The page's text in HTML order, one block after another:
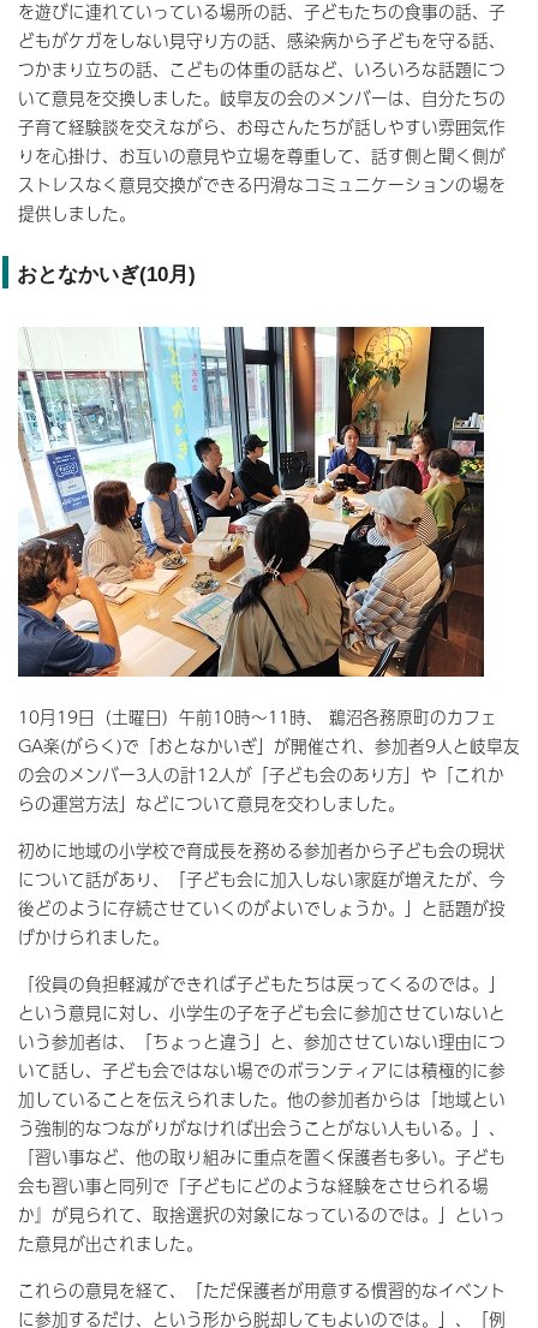
を遊びに連れていっている場所の話、子どもたちの食事の話、子
どもがケガをしない見守り方の話、感染病から子どもを守る話、
つかまり立ちの話、こどもの体重の話など、いろいろな話題につ
いて意見を交換しました。岐阜友の会のメンバーは、自分たちの
子育て経験談を交えながら、お母さんたちが話しやすい雰囲気作
りを心掛け、お互いの意見や立場を尊重して、話す側と聞く側が
ストレスなく意見交換ができる円滑なコミュニケーションの場を
提供しました。
おとなかいぎ(10月)
10月19日（土曜日）午前10時～11時、 鵜沼各務原町のカフェ
GA楽(がらく)で「おとなかいぎ」が開催され、参加者9人と岐阜友
の会のメンバー3人の計12人が「子ども会のあり方」や「これか
らの運営方法」などについて意見を交わしました。
初めに地域の小学校で育成長を務める参加者から子ども会の現状
について話があり、「子ども会に加入しない家庭が増えたが、今
後どのように存続させていくのがよいでしょうか。」と話題が投
げかけられました。
「役員の負担軽減ができれば子どもたちは戻ってくるのでは。」
という意見に対し、小学生の子を子ども会に参加させていないと
いう参加者は、「ちょっと違う」と、参加させていない理由につ
いて話し、子ども会ではない場でのボランティアには積極的に参
加していることを伝えられました。他の参加者からは「地域とい
う強制的なつながりがなければ出会うことがない人もいる。」、
「習い事など、他の取り組みに重点を置く保護者も多い。子ども
会も習い事と同列で『子どもにどのような経験をさせられる場
か』が見られて、取捨選択の対象になっているのでは。」といっ
た意見が出されました。
これらの意見を経て、「ただ保護者が用意する慣習的なイベント
に参加するだけ、という形から脱却してもよいのでは。」、「例